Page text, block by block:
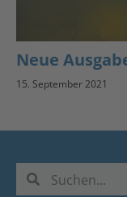
Neue
15. September 2021